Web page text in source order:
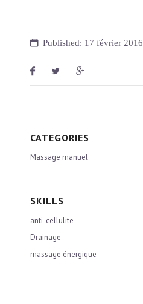
Published: 17 février 2016
CATEGORIES
Massage manuel
SKILLS
anti-cellulite
Drainage
massage énergique